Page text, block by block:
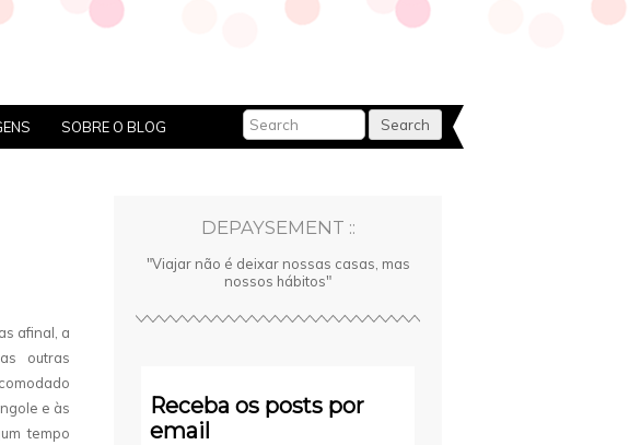
SOBRE O BLOG
afinal, a
outras
e às
tempo
DEPAYSEMENT ::
"Viajar não é deixar nossas casas, mas
nossos hábitos"
Receba os posts por
email